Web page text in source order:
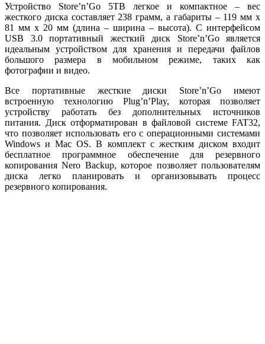
Устройство Store’n’Go 5TB легкое и компактное – вес
жесткого диска составляет 238 грамм, а габариты – 119 мм х
81 мм х 20 мм (длина – ширина – высота). С интерфейсом
USB 3.0 портативный жесткий диск Store’n’Go является
идеальным устройством для хранения и передачи файлов
большого размера в мобильном режиме, таких как
фотографии и видео.
Все портативные жесткие диски Store’n’Go имеют
встроенную технологию Plug’n’Play, которая позволяет
устройству работать без дополнительных источников
питания. Диск отформатирован в файловой системе FAT32,
что позволяет использовать его с операционными системами
Windows и Mac OS. В комплект с жестким диском входит
бесплатное программное обеспечение для резервного
копирования Nero Backup, которое позволяет пользователям
диска легко планировать и организовывать процесс
резервного копирования.